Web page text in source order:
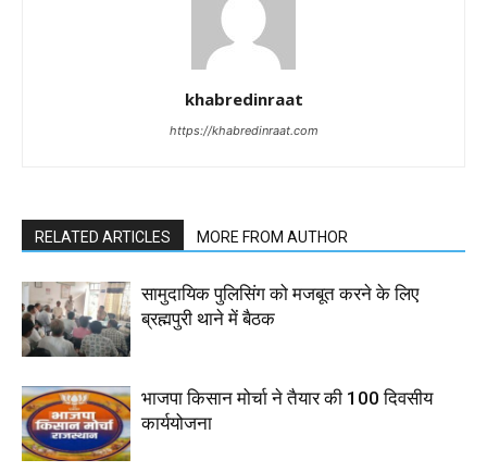
khabredinraat
https://khabredinraat.com
RELATED ARTICLES MORE FROM AUTHOR
सामुदायिक पुलिसिंग को मजबूत करने के लिए
ब्रह्मपुरी थाने में बैठक
भाजपा किसान मोर्चा ने तैयार की 100 दिवसीय
कार्ययोजना